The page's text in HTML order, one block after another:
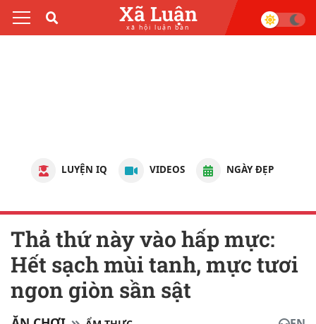
Xã Luận
xã hội luận bàn
LUYỆN IQ VIDEOS NGÀY ĐẸP
Thả thứ này vào hấp mực:
Hết sạch mùi tanh, mực tươi
ngon giòn sần sật